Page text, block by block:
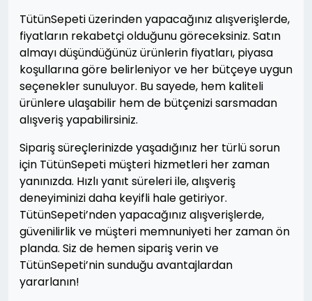
TütünSepeti üzerinden yapacağınız alışverişlerde,
fiyatların rekabetçi olduğunu göreceksiniz. Satın
almayı düşündüğünüz ürünlerin fiyatları, piyasa
koşullarına göre belirleniyor ve her bütçeye uygun
seçenekler sunuluyor. Bu sayede, hem kaliteli
ürünlere ulaşabilir hem de bütçenizi sarsmadan
alışveriş yapabilirsiniz.
Sipariş süreçlerinizde yaşadığınız her türlü sorun
için TütünSepeti müşteri hizmetleri her zaman
yanınızda. Hızlı yanıt süreleri ile, alışveriş
deneyiminizi daha keyifli hale getiriyor.
TütünSepeti’nden yapacağınız alışverişlerde,
güvenilirlik ve müşteri memnuniyeti her zaman ön
planda. Siz de hemen sipariş verin ve
TütünSepeti’nin sunduğu avantajlardan
yararlanın!